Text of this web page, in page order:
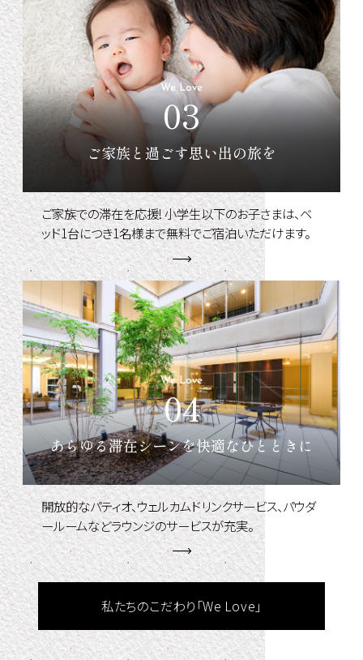
We Love
03
ご家族と過ごす思い出の旅を
ご家族での滞在を応援! 小学生以下のお子さまは、ベ
ッド1台につき1名様まで無料でご宿泊いただけます。
We Love
04
あらゆる滞在シーンを快適なひとときに
開放的なパティオ、ウェルカムドリンクサービス、パウダ
ールームなどラウンジのサービスが充実。
私たちのこだわり「We Love」